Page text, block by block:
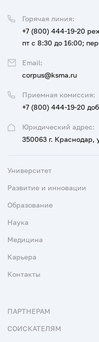
Юридический адрес:
350063 г.
Приемная комиссия:
+7 (800) 444-19-20
Горячая линия:
+7 (800) 444-19-20
пт с 8:30 до 16:00;
Email:
corpus@ksma.ru
Университет
Развитие и инновации
Образование
Наука
Медицина
Карьера
Контакты
ПАРТНЕРАМ
СОИСКАТЕЛЯМ